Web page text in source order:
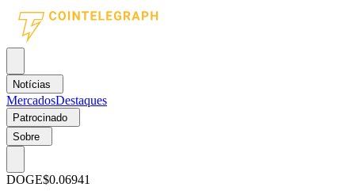
Notícias
MercadosDestaques
Patrocinado
Sobre
DOGE$0.06941